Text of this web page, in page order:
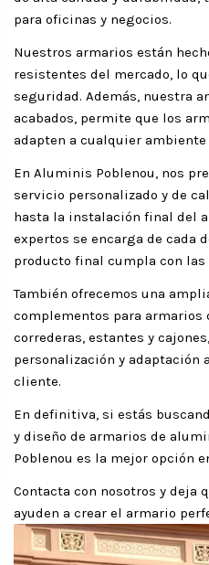
para oficinas y negocios.
Nuestros armarios están
resistentes del mercado, lo
seguridad. Además, nuestra
acabados, permite que los
adapten a cualquier
En Aluminis Poblenou, nos
servicio personalizado y de
hasta la instalación final del
expertos se encarga de cada
producto final cumpla con
También ofrecemos una
complementos para armarios
correderas, estantes y
personalización y adaptación
cliente.
En definitiva, si estás
y diseño de armarios de
Poblenou es la mejor opción
Contacta con nosotros y deja
ayuden a crear el armario